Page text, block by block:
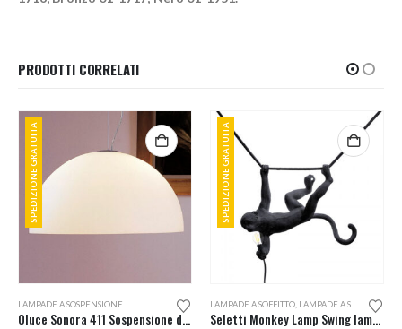
PRODOTTI CORRELATI
SPEDIZIONE GRATUITA
LAMPADE A SOSPENSIONE
Oluce Sonora 411 Sospensione d. 50
SPEDIZIONE GRATUITA
LAMPADE A SOFFITTO LAMPADE A SOSPENSIONE
Seletti Monkey Lamp Swing lampada a sospensione da esterno